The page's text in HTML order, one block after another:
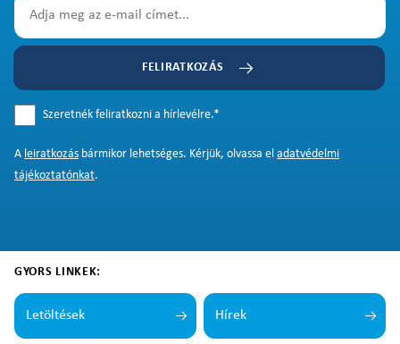
FELIRATKOZÁS
Szeretnék feliratkozni a hírlevélre.*
A leiratkozás bármikor lehetséges. Kérjük, olvassa el adatvédelmi
tájékoztatónkat.
GYORS LINKEK:
Letöltések Hírek